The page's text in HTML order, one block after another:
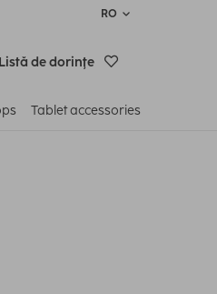
RO
Listă de dorinţe
Tablet accessories